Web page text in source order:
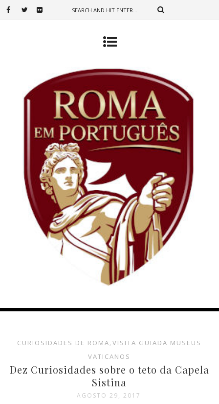
CURIOSIDADES DE ROMA,VISITA GUIADA MUSEUS
VATICANOS
Dez Curiosidades sobre o teto da Capela
Sistina
AGOSTO 29, 2017